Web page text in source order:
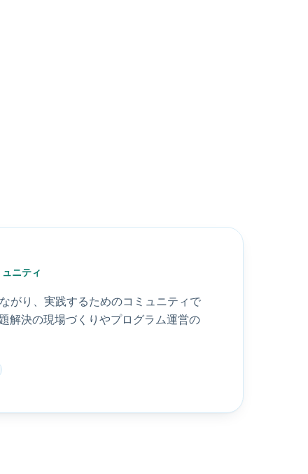
ニティ
がり、実践するためのコミュニティで
解決の現場づくりやプログラム運営の